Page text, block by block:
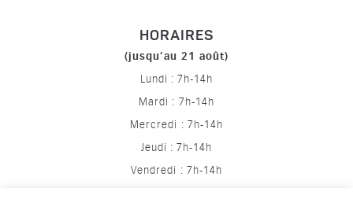
HORAIRES
(jusqu’au 21 août)
Lundi : 7h-14h
Mardi : 7h-14h
Mercredi : 7h-14h
Jeudi : 7h-14h
Vendredi : 7h-14h